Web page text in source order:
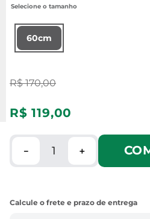
60cm
R$ 170,00
R$ 119,00
＋
－